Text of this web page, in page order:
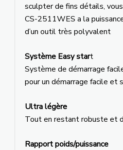
sculpter de fins détails,
CS-2511WES a la
d’un outil très polyvalent
Système Easy start
Système de démarrage
pour un démarrage facile et
Ultra légère
Tout en restant robuste et
Rapport poids/puissance